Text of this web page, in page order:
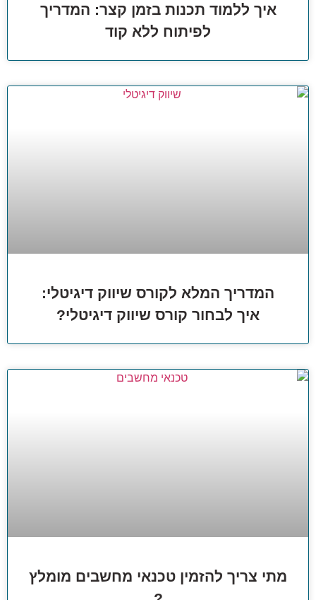
איך ללמוד תכנות בזמן קצר: המדריך
לפיתוח ללא קוד
המדריך המלא לקורס שיווק דיגיטלי:
איך לבחור קורס שיווק דיגיטלי?
מתי צריך להזמין טכנאי מחשבים מומלץ